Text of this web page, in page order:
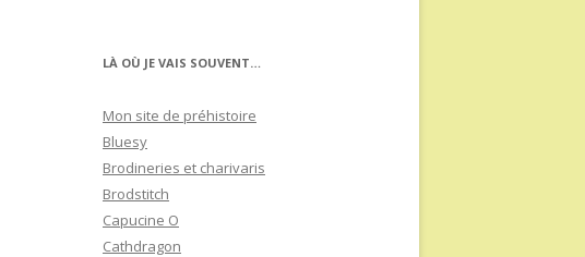
LÀ OÙ JE VAIS SOUVENT…
Mon site de préhistoire
Bluesy
Brodineries et charivaris
Brodstitch
Capucine O
Cathdragon